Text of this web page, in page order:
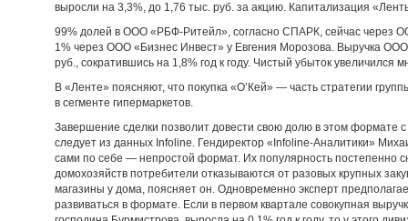
выросли на 3,3%, до 1,76 тыс. руб. за акцию. Капитализация
99% долей в ООО «РБФ-Ритейл», согласно СПАРК, сейчас через
1% через ООО «Бизнес Инвест» у Евгения Морозова. Выручка
руб., сократившись на 1,8% год к году. Чистый убыток увеличился
В «Ленте» поясняют, что покупка «О’Кей» — часть стратегии
в сегменте гипермаркетов.
Завершение сделки позволит довести свою долю в этом формате
следует из данных Infoline. Гендиректор «Infoline-Аналитики»
сами по себе — непростой формат. Их популярность постепенно
домохозяйств потребители отказываются от разовых крупных
магазины у дома, поясняет он. Одновременно эксперт
развиваться в формате. Если в первом квартале совокупная